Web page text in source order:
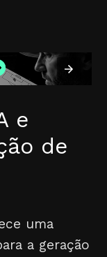
e
de
uma
a geração